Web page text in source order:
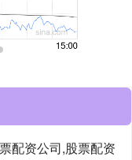
配资公司,股票配资